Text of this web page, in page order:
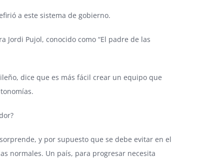
a este sistema de gobierno.
Jordi Pujol, conocido como “El padre de las
dice que es más fácil crear un equipo que
y por supuesto que se debe evitar en el
normales. Un país, para progresar necesita